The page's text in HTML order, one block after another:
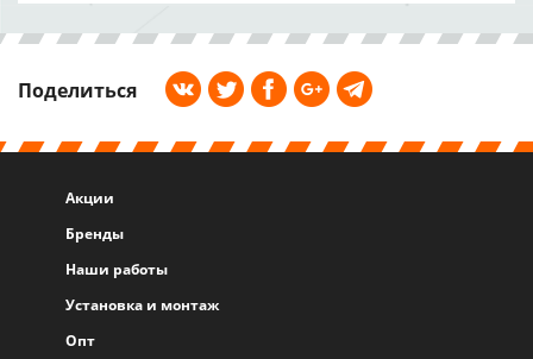
Поделиться
Акции
Бренды
Наши работы
Установка и монтаж
Опт